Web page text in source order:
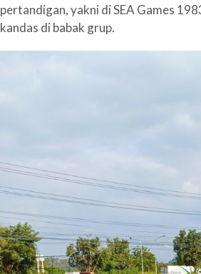
pertandigan, yakni di SEA Games
kandas di babak grup.